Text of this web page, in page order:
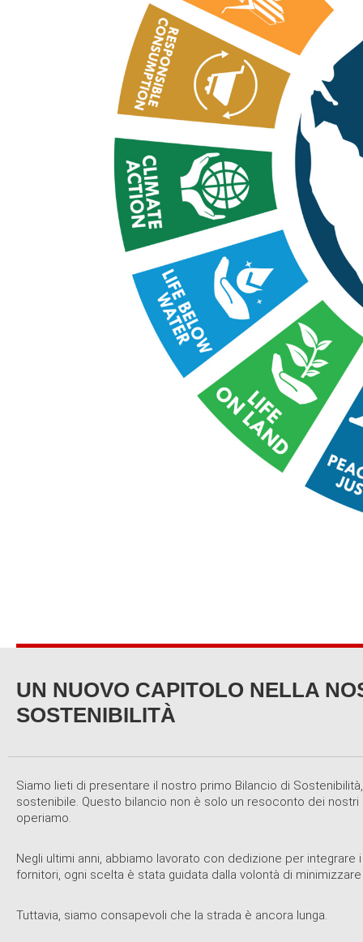
UN NUOVO CAPITOLO NELLA
SOSTENIBILITÀ
Siamo lieti di presentare il nostro primo Bilancio di
sostenibile. Questo bilancio non è solo un resoconto dei
operiamo.
Negli ultimi anni, abbiamo lavorato con dedizione per
fornitori, ogni scelta è stata guidata dalla volontà di
Tuttavia, siamo consapevoli che la strada è ancora lunga.